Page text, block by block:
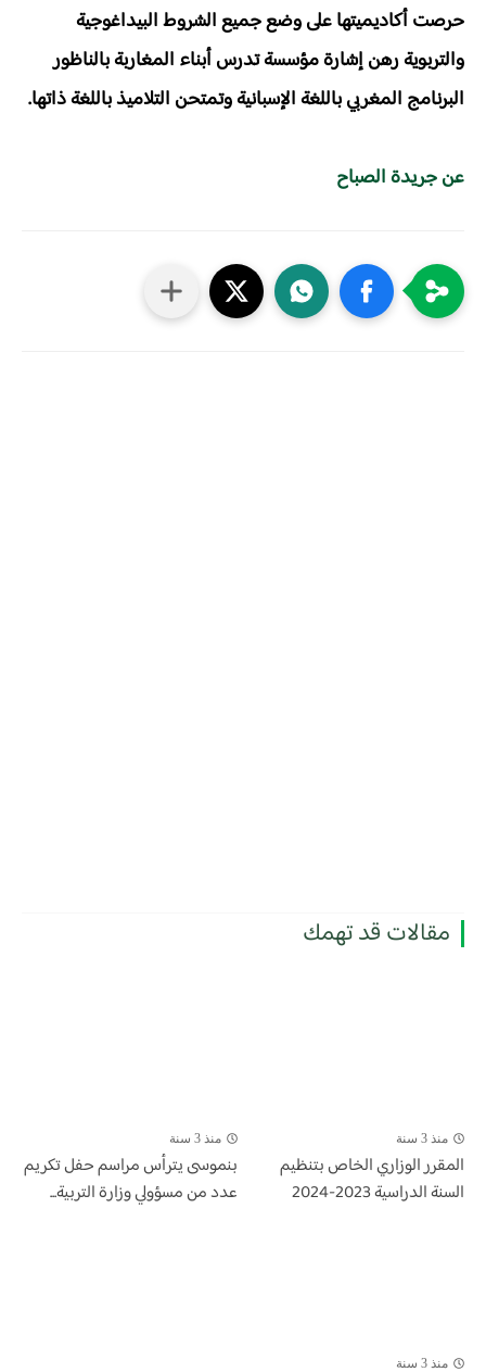
حرصت أكاديميتها على وضع جميع الشروط البيداغوجية
والتربوية رهن إشارة مؤسسة تدرس أبناء المغاربة بالناظور
البرنامج المغربي باللغة الإسبانية وتمتحن التلاميذ باللغة ذاتها.
عن جريدة الصباح
مقالات قد تهمك
منذ 3 سنة
المقرر الوزاري الخاص بتنظيم
السنة الدراسية 2023-2024
منذ 3 سنة
بنموسى يترأس مراسم حفل تكريم
عدد من مسؤولي وزارة التربية...
منذ 3 سنة